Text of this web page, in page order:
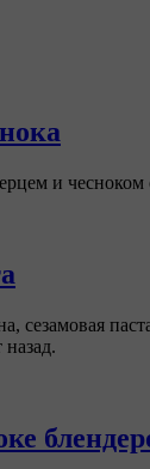
и
сезамовая